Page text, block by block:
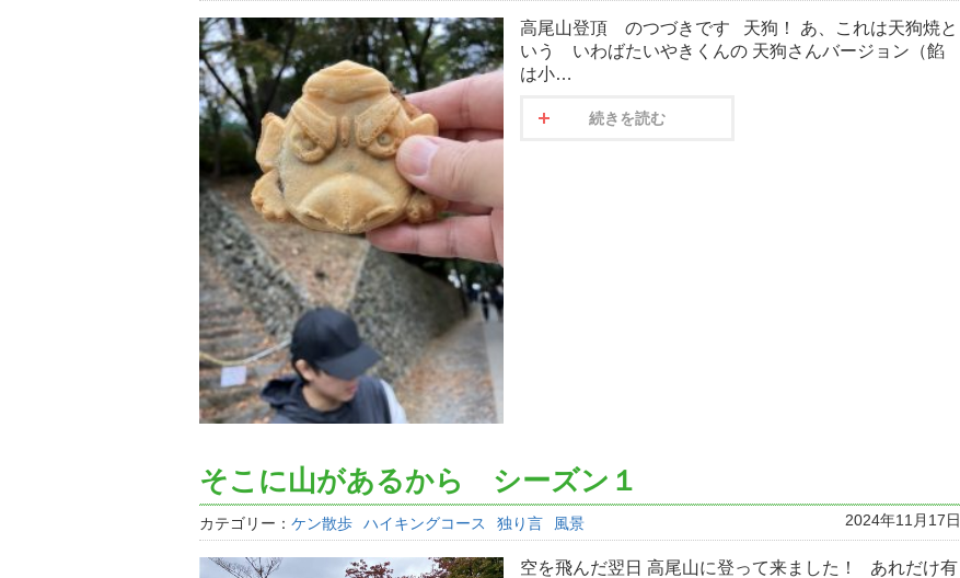
高尾山登頂 のつづきです 天狗！ あ、これは天狗焼と
いう いわばたいやきくんの 天狗さんバージョン（餡
は小…
続きを読む
そこに山があるから シーズン１
カテゴリー： ケン散歩 ハイキングコース 独り言 風景 2024年11月17日
空を飛んだ翌日 高尾山に登って来ました！ あれだけ有